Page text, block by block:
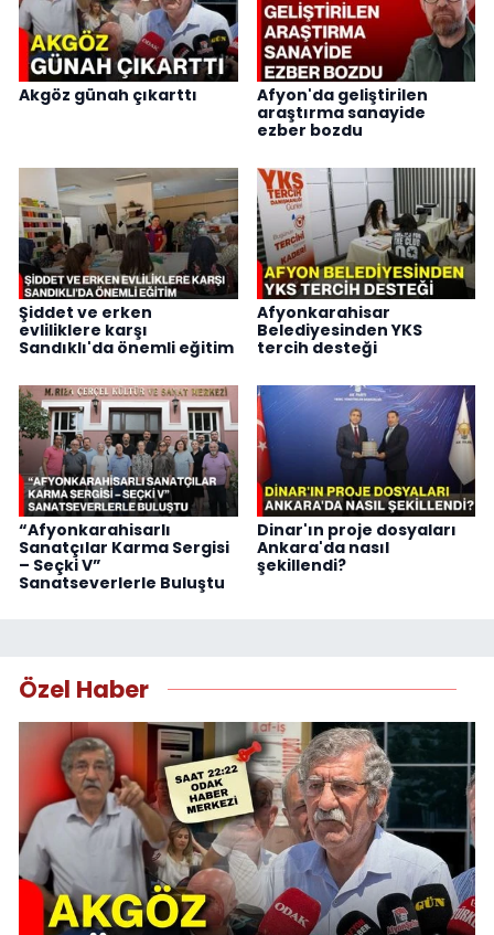
Akgöz günah çıkarttı
Afyon'da geliştirilen
araştırma sanayide
ezber bozdu
Şiddet ve erken
evliliklere karşı
Sandıklı'da önemli eğitim
Afyonkarahisar
Belediyesinden YKS
tercih desteği
“Afyonkarahisarlı
Sanatçılar Karma Sergisi
– Seçki V”
Sanatseverlerle Buluştu
Dinar'ın proje dosyaları
Ankara'da nasıl
şekillendi?
Özel Haber